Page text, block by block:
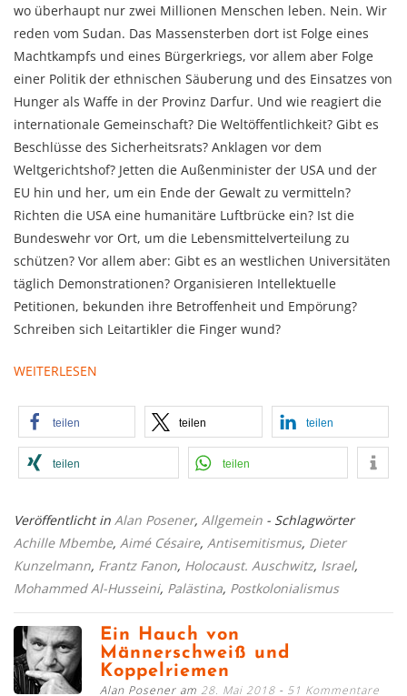
wo überhaupt nur zwei Millionen Menschen leben. Nein. Wir
reden vom Sudan. Das Massensterben dort ist Folge eines
Machtkampfs und eines Bürgerkriegs, vor allem aber Folge
einer Politik der ethnischen Säuberung und des Einsatzes von
Hunger als Waffe in der Provinz Darfur. Und wie reagiert die
internationale Gemeinschaft? Die Weltöffentlichkeit? Gibt es
Beschlüsse des Sicherheitsrats? Anklagen vor dem
Weltgerichtshof? Jetten die Außenminister der USA und der
EU hin und her, um ein Ende der Gewalt zu vermitteln?
Richten die USA eine humanitäre Luftbrücke ein? Ist die
Bundeswehr vor Ort, um die Lebensmittelverteilung zu
schützen? Vor allem aber: Gibt es an westlichen Universitäten
täglich Demonstrationen? Organisieren Intellektuelle
Petitionen, bekunden ihre Betroffenheit und Empörung?
Schreiben sich Leitartikler die Finger wund?
WEITERLESEN
teilen teilen teilen
teilen teilen
Veröffentlicht in Alan Posener, Allgemein - Schlagwörter
Achille Mbembe, Aimé Césaire, Antisemitismus, Dieter
Kunzelmann, Frantz Fanon, Holocaust. Auschwitz, Israel,
Mohammed Al-Husseini, Palästina, Postkolonialismus
Ein Hauch von
Männerschweiß und
Koppelriemen
Alan Posener am 28. Mai 2018 51 Kommentare